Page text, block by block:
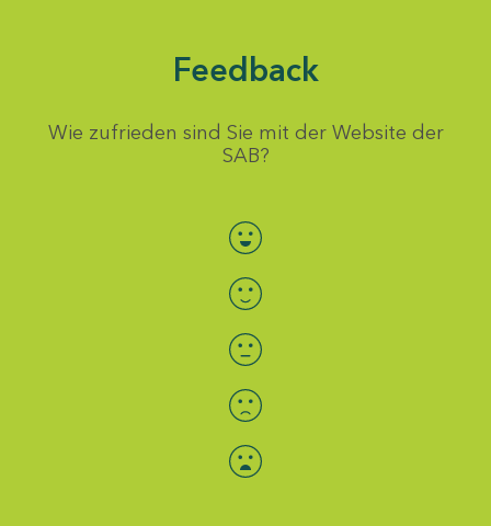
Feedback
Wie zufrieden sind Sie mit der Website der
SAB?
Bewertung auswählen